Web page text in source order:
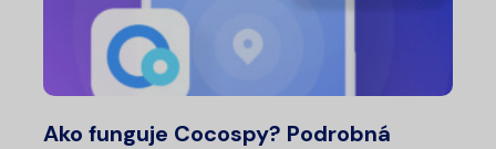
Ako funguje Cocospy? Podrobná